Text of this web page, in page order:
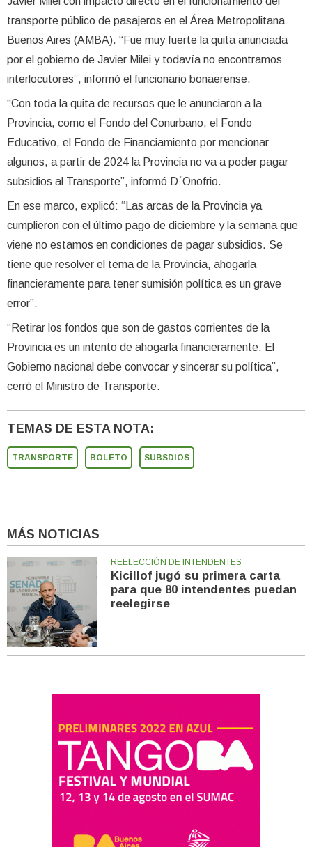
transporte público de pasajeros en el Área Metropolitana
Buenos Aires (AMBA). “Fue muy fuerte la quita anunciada
por el gobierno de Javier Milei y todavía no encontramos
interlocutores”, informó el funcionario bonaerense.
“Con toda la quita de recursos que le anunciaron a la
Provincia, como el Fondo del Conurbano, el Fondo
Educativo, el Fondo de Financiamiento por mencionar
algunos, a partir de 2024 la Provincia no va a poder pagar
subsidios al Transporte”, informó D´Onofrio.
En ese marco, explicó: “Las arcas de la Provincia ya
cumplieron con el último pago de diciembre y la semana que
viene no estamos en condiciones de pagar subsidios. Se
tiene que resolver el tema de la Provincia, ahogarla
financieramente para tener sumisión política es un grave
error”.
“Retirar los fondos que son de gastos corrientes de la
Provincia es un intento de ahogarla financieramente. El
Gobierno nacional debe convocar y sincerar su política”,
cerró el Ministro de Transporte.
TEMAS DE ESTA NOTA:
TRANSPORTE BOLETO SUBSDIOS
MÁS NOTICIAS
REELECCIÓN DE INTENDENTES
Kicillof jugó su primera carta
para que 80 intendentes puedan
reelegirse